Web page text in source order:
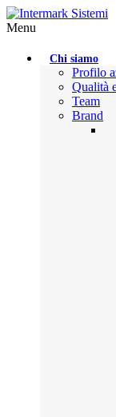
Menu
Chi siamo
Profilo
Qualità
Team
Brand